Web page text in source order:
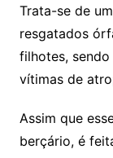
Trata-se de
resgatados
filhotes,
vítimas de
Assim que
berçário, é